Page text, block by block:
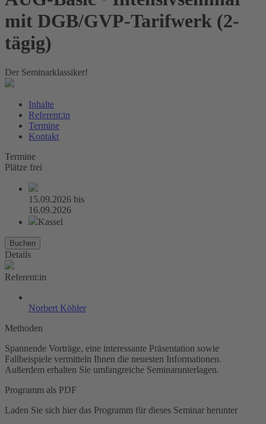
mit DGB/GVP-Tarifwerk (2-
tägig)
Der Seminarklassiker!
Inhalte
Referent:in
Termine
Kontakt
Termine
Plätze frei
15.09.2026 bis
16.09.2026
Kassel
Buchen
Details
Referent:in
Norbert Köhler
Methoden
Spannende Vorträge, eine interessante Präsentation sowie
Fallbeispiele vermitteln Ihnen die neuesten Informationen.
Außerdem erhalten Sie umfangreiche Seminarunterlagen.
Programm als PDF
Laden Sie sich hier das Programm für dieses Seminar herunter